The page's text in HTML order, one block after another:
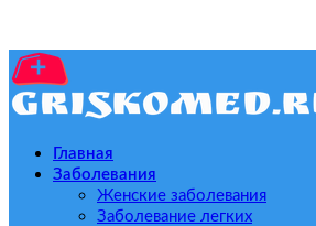
Главная
Заболевания
Женские заболевания
Заболевание легких